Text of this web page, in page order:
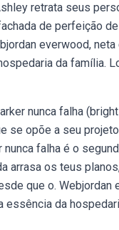
retrata seus
de perfeição
everwood,
da família.
nunca falha
se opõe a seu
falha é o
os teus
que o. Webjordan
da